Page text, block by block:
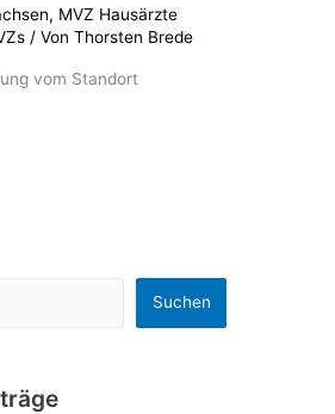
, MVZ Hausärzte
/ VonThorsten Brede
vom Standort
Suchen